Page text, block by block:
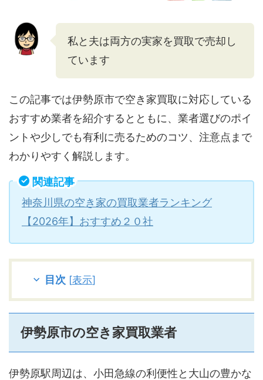
私と夫は両方の実家を買取で売却し
ています
この記事では伊勢原市で空き家買取に対応している
おすすめ業者を紹介するとともに、業者選びのポイ
ントや少しでも有利に売るためのコツ、注意点まで
わかりやすく解説します。
関連記事
神奈川県の空き家の買取業者ランキング
【2026年】おすすめ２０社
目次 [表示]
伊勢原市の空き家買取業者
伊勢原駅周辺は、小田急線の利便性と大山の豊かな